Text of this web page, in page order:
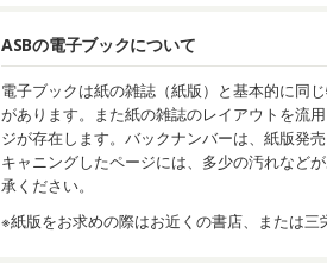
ASBの電子ブックについて
電子ブックは紙の雑誌（紙版）と基本的に同
があります。また紙の雑誌のレイアウトを流
ジが存在します。バックナンバーは、紙版発
キャニングしたページには、多少の汚れなど
承ください。
※紙版をお求めの際はお近くの書店、または三